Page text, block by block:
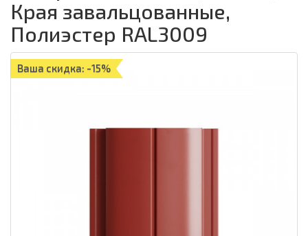
Края завальцованные,
Полиэстер RAL3009
Ваша скидка: -15%